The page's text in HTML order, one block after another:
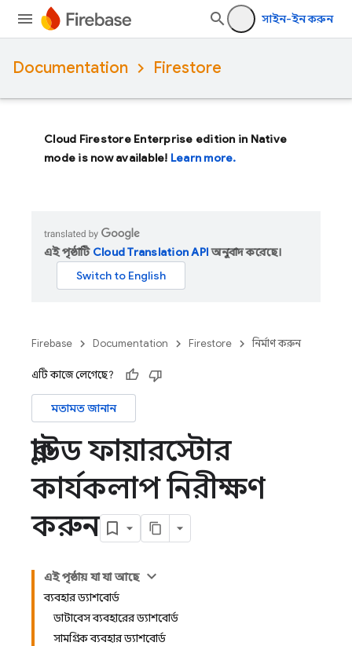
সাইন-ইন করুন
Documentation Firestore
Cloud Firestore Enterprise edition in Native
mode is now available! Learn more.
এই পৃষ্ঠাটি Cloud Translation APIঅনুবাদ করেছে।
Firebase Documentation Firestore নির্মাণ করুন
এটি কাজে লেগেছে?
মতামত জানান
ক্লাউড ফায়ারস্টোর
কার্যকলাপ নিরীক্ষণ
করুন
এই পৃষ্ঠায় যা যা আছে
ব্যবহার ড্যাশবোর্ড
ডাটাবেস ব্যবহারের ড্যাশবোর্ড
সামগ্রিক ব্যবহার ড্যাশবোর্ড